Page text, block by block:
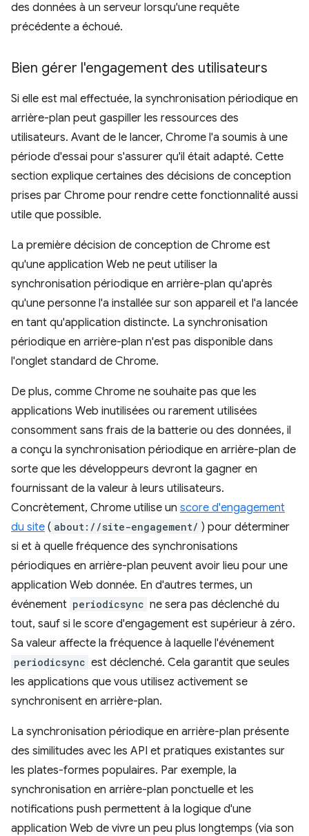
des données à un serveur lorsqu'une requête
précédente a échoué.
Bien gérer l'engagement des utilisateurs
Si elle est mal effectuée, la synchronisation périodique en
arrière-plan peut gaspiller les ressources des
utilisateurs. Avant de le lancer, Chrome l'a soumis à une
période d'essai pour s'assurer qu'il était adapté. Cette
section explique certaines des décisions de conception
prises par Chrome pour rendre cette fonctionnalité aussi
utile que possible.
La première décision de conception de Chrome est
qu'une application Web ne peut utiliser la
synchronisation périodique en arrière-plan qu'après
qu'une personne l'a installée sur son appareil et l'a lancée
en tant qu'application distincte. La synchronisation
périodique en arrière-plan n'est pas disponible dans
l'onglet standard de Chrome.
De plus, comme Chrome ne souhaite pas que les
applications Web inutilisées ou rarement utilisées
consomment sans frais de la batterie ou des données, il
a conçu la synchronisation périodique en arrière-plan de
sorte que les développeurs devront la gagner en
fournissant de la valeur à leurs utilisateurs.
Concrètement, Chrome utilise un score d'engagement
du site ( about://site-engagement/ ) pour déterminer
si et à quelle fréquence des synchronisations
périodiques en arrière-plan peuvent avoir lieu pour une
application Web donnée. En d'autres termes, un
événement periodicsync ne sera pas déclenché du
tout, sauf si le score d'engagement est supérieur à zéro.
Sa valeur affecte la fréquence à laquelle l'événement
periodicsync est déclenché. Cela garantit que seules
les applications que vous utilisez activement se
synchronisent en arrière-plan.
La synchronisation périodique en arrière-plan présente
des similitudes avec les API et pratiques existantes sur
les plates-formes populaires. Par exemple, la
synchronisation en arrière-plan ponctuelle et les
notifications push permettent à la logique d'une
application Web de vivre un peu plus longtemps (via son